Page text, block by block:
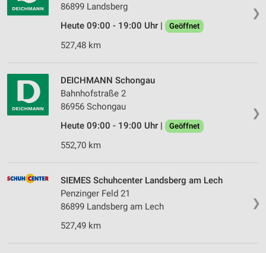
❯
86899 Landsberg
Heute 09:00 - 19:00 Uhr |
Geöffnet
527,48 km
❯
DEICHMANN Schongau
Bahnhofstraße 2
86956 Schongau
Heute 09:00 - 19:00 Uhr |
Geöffnet
552,70 km
❯
SIEMES Schuhcenter Landsberg am Lech
Penzinger Feld 21
86899 Landsberg am Lech
527,49 km